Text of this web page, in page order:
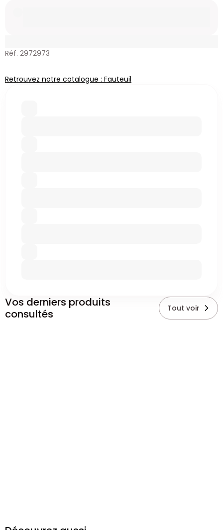
Réf. 2972973
Retrouvez notre catalogue : Fauteuil
Vos derniers produits
consultés
Tout voir